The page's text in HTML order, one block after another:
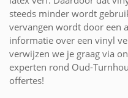
steeds minder wordt
vervangen wordt door een
informatie over een vinyl
verwijzen we je graag via
experten rond Oud-
offertes!